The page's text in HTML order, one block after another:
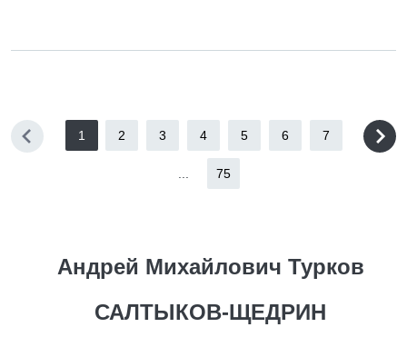
1 2 3 4 5 6 7
75
Андрей Михайлович Турков
САЛТЫКОВ-ЩЕДРИН